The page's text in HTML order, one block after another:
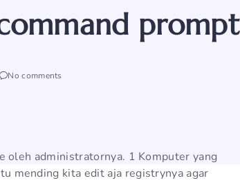
prompt
No comments
oleh administratornya. 1 Komputer yang
mending kita edit aja registrynya agar